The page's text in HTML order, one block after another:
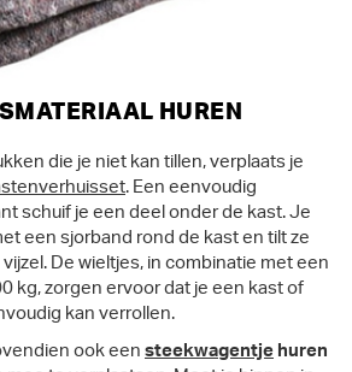
HUREN
die je niet kan tillen, verplaats je
. Een eenvoudig
schuif je een deel onder de kast. Je
een sjorband rond de kast en tilt ze
De wieltjes, in combinatie met een
kg, zorgen ervoor dat je een kast of
kan verrollen.
ook een steekwagentje huren